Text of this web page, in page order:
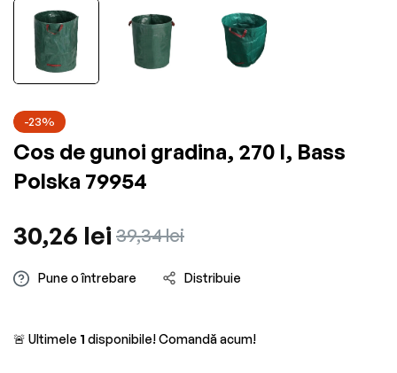
-23%
Cos de gunoi gradina, 270 l, Bass
Polska 79954
Preț
obișnuit
30,26 lei Preț
redus
39,34 lei
Pune o întrebare Distribuie
🚨 Ultimele 1 disponibile! Comandă acum!